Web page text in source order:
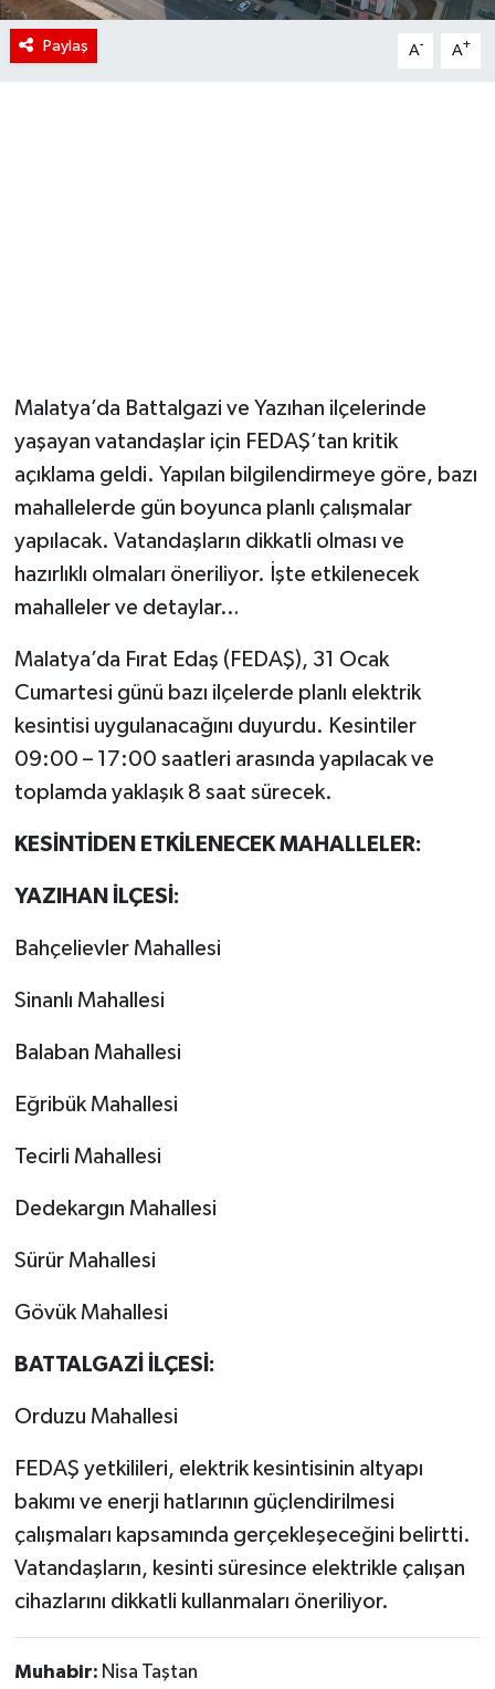
Paylaş A- A+
Malatya’da Battalgazi ve Yazıhan ilçelerinde
yaşayan vatandaşlar için FEDAŞ’tan kritik
açıklama geldi. Yapılan bilgilendirmeye göre, bazı
mahallelerde gün boyunca planlı çalışmalar
yapılacak. Vatandaşların dikkatli olması ve
hazırlıklı olmaları öneriliyor. İşte etkilenecek
mahalleler ve detaylar…
Malatya’da Fırat Edaş (FEDAŞ), 31 Ocak
Cumartesi günü bazı ilçelerde planlı elektrik
kesintisi uygulanacağını duyurdu. Kesintiler
09:00 – 17:00 saatleri arasında yapılacak ve
toplamda yaklaşık 8 saat sürecek.
KESİNTİDEN ETKİLENECEK MAHALLELER:
YAZIHAN İLÇESİ:
Bahçelievler Mahallesi
Sinanlı Mahallesi
Balaban Mahallesi
Eğribük Mahallesi
Tecirli Mahallesi
Dedekargın Mahallesi
Sürür Mahallesi
Gövük Mahallesi
BATTALGAZİ İLÇESİ:
Orduzu Mahallesi
FEDAŞ yetkilileri, elektrik kesintisinin altyapı
bakımı ve enerji hatlarının güçlendirilmesi
çalışmaları kapsamında gerçekleşeceğini belirtti.
Vatandaşların, kesinti süresince elektrikle çalışan
cihazlarını dikkatli kullanmaları öneriliyor.
Muhabir: Nisa Taştan